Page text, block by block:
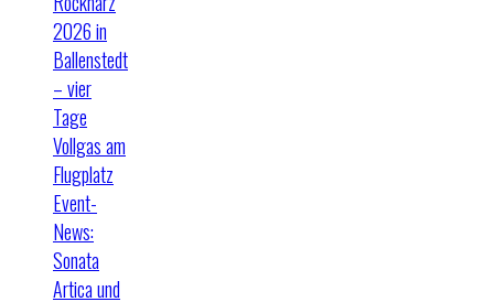
2026 in
Ballenstedt
– vier
Tage
Vollgas am
Flugplatz
Event-
News:
Sonata
Artica und